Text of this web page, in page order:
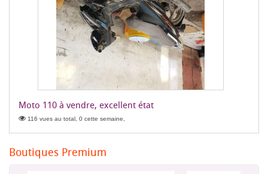
Moto 110 à vendre, excellent état
116 vues au total, 0 cette semaine,
Boutiques Premium